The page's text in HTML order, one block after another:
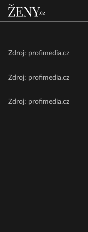
Zdroj: profimedia.cz
Zdroj: profimedia.cz
Zdroj: profimedia.cz